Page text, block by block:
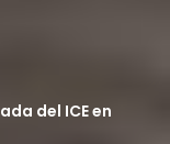
del ICE en